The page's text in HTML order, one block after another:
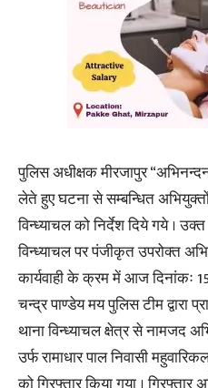
पुलिस अधीक्षक मीरजापुर
लेते हुए घटना से सम्बन्धित अभियुक्तों
विन्ध्याचल को निर्देश दिये गये ।
विन्ध्याचल पर पंजीकृत उपरोक्त
कार्यवाही के क्रम में आज दिनांकः
चन्द्र पाण्डेय मय पुलिस टीम द्वारा
थाना विन्ध्याचल क्षेत्र से नामजद
उर्फ रामाधार पाल निवासी